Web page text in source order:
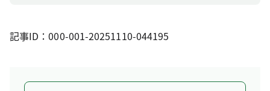
記事ID：000-001-20251110-044195